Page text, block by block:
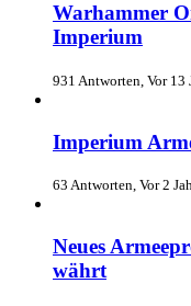
Warhammer
Imperium
931 Antworten, Vor 13
Imperium
63 Antworten, Vor 2
Neues
währt